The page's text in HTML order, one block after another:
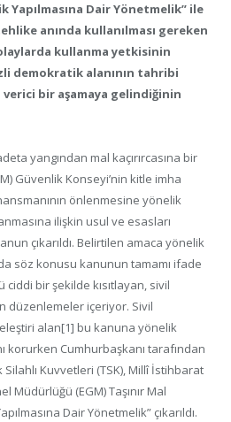
Yapılmasına Dair Yönetmelik” ile
anında kullanılması gereken
kullanma yetkisinin
demokratik alanının tahribi
bir aşamaya gelindiğinin
yangından mal kaçırırcasına bir
Güvenlik Konseyi’nin kitle imha
önlenmesine yönelik
ilişkin usul ve esasları
çıkarıldı. Belirtilen amaca yönelik
söz konusu kanunun tamamı ifade
bir şekilde kısıtlayan, sivil
düzenlemeler içeriyor. Sivil
alan[1] bu kanuna yönelik
korurken Cumhurbaşkanı tarafından
Kuvvetleri (TSK), Millî İstihbarat
Müdürlüğü (EGM) Taşınır Mal
Dair Yönetmelik” çıkarıldı.